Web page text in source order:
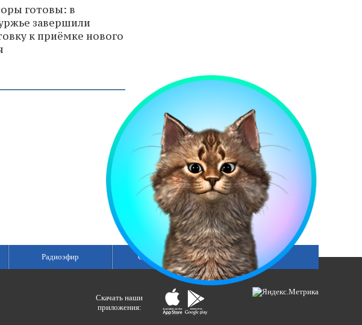
готовы: в
завершили
к приёмке нового
Радиоэфир Сетка вещания
Скачать наши
приложения: